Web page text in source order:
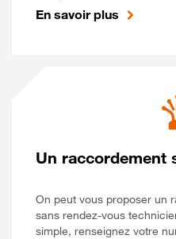
En savoir plus
Un raccordement
On peut vous proposer un
sans rendez-vous
simple, renseignez votre